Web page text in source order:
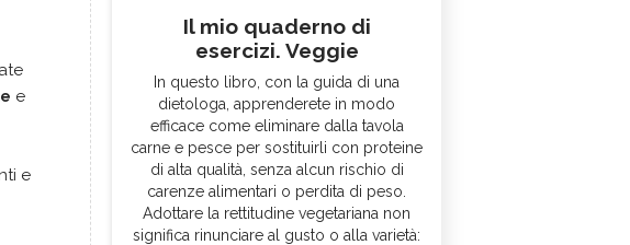
e
e
Il mio quaderno di
esercizi. Veggie
In questo libro, con la guida di una
dietologa, apprenderete in modo
efficace come eliminare dalla tavola
carne e pesce per sostituirli con proteine
di alta qualità, senza alcun rischio di
carenze alimentari o perdita di peso.
Adottare la rettitudine vegetariana non
significa rinunciare al gusto o alla varietà: